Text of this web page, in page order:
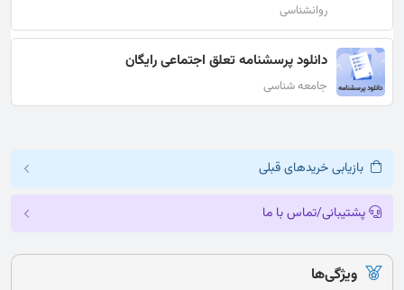
روانشناسی
دانلود پرسشنامه تعلق اجتماعی رایگان
جامعه شناسی
بازیابی خریدهای قبلی
پشتیبانی/تماس با ما
ویژگی‌ها